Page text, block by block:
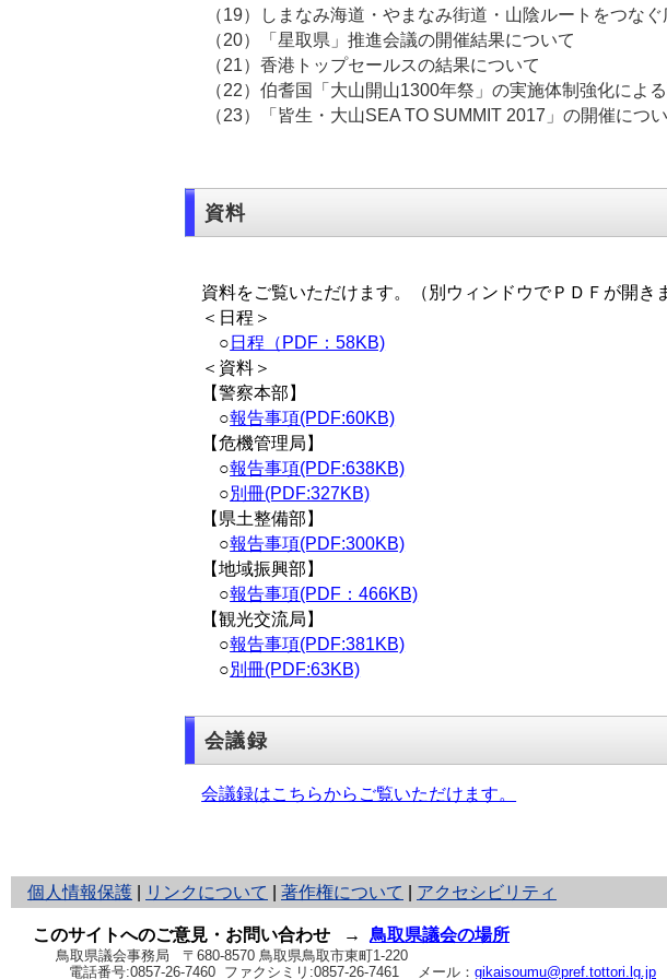
（19）しまなみ海道・やまなみ街道・山陰
（20）「星取県」推進会議の開催結果について
（21）香港トップセールスの結果について
（22）伯耆国「大山開山1300年祭」の実施体制強化によ
（23）「皆生・大山SEA TO SUMMIT 2017」の開催につ
資料
資料をご覧いただけます。（別ウィンドウでＰＤＦが開き
＜日程＞
○ 日程（PDF：58KB)
＜資料＞
【警察本部】
○報告事項(PDF:60KB)
【危機管理局】
○報告事項(PDF:638KB)
○別冊(PDF:327KB)
【県土整備部】
○報告事項(PDF:300KB)
【地域振興部】
○報告事項(PDF：466KB)
【観光交流局】
○報告事項(PDF:381KB)
○別冊(PDF:63KB)
会議録
会議録はこちらからご覧いただけます。
個人情報保護
と
り
ネ
ッ
ト
リンクについて 著作権について アクセシビリティ
このサイトへのご意見・お問い合わせ → 鳥取県議会の場所
鳥取県議会事務局
〒680-8570 鳥取県鳥取市東町1-220
電話番号:0857-26-7460 ファクシミリ:0857-26-7461 メール： gikaisoumu@pref.tottori.lg.jp